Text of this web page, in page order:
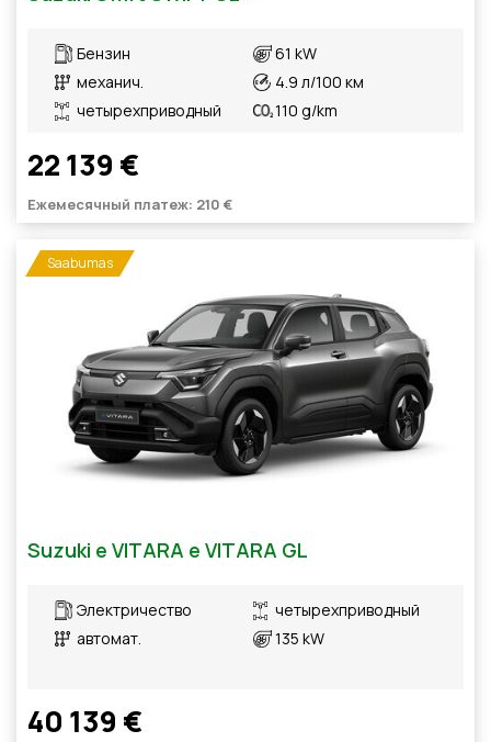
Бензин
механич.
четырехприводный
61 kW
4.9 л/100 км
110 g/km
22 139 €
Ежемесячный платеж: 210 €
Saabumas
Suzuki e VITARA e VITARA GL
Электричество
автомат.
четырехприводный
135 kW
40 139 €